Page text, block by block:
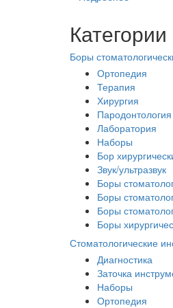
Категории
Боры
Ортопедия
Терапия
Хирургия
Пародонтология
Лаборатория
Наборы
Бор
Звук/ультразвук
Боры
Боры
Боры
Боры
Стоматологические
Диагностика
Заточка
Наборы
Ортопедия